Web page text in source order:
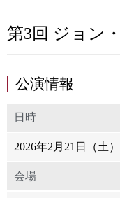
第3回 ジョン
公演情報
日時
2026年2月21日（土
会場